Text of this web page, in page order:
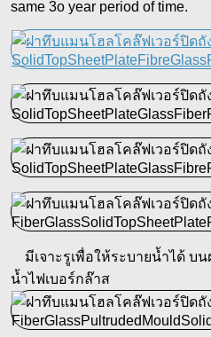
same 3o year period of time.
มีเจาะรูเพื่อให้ระบายน้ำได้ บ
น้ำไฟเบอร์กล๊าส